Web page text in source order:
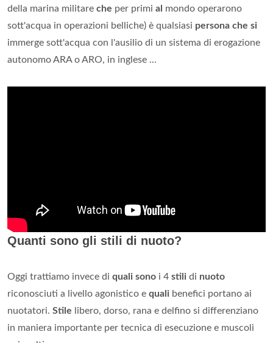
della marina militare che per primi al mondo operarono
sott'acqua in operazioni belliche) è qualsiasi persona che si
immerge sott'acqua con l'ausilio di un sistema di erogazione
autonomo ARA o ARO, in inglese ...
Quanti sono gli stili di nuoto?
Oggi trattiamo invece di quali sono i 4 stili di nuoto
riconosciuti a livello agonistico e quali benefici portano ai
nuotatori. Stile libero, dorso, rana e delfino si differenziano
in maniera importante per tecnica di esecuzione e muscoli